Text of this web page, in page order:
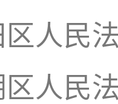
人民法
人民法